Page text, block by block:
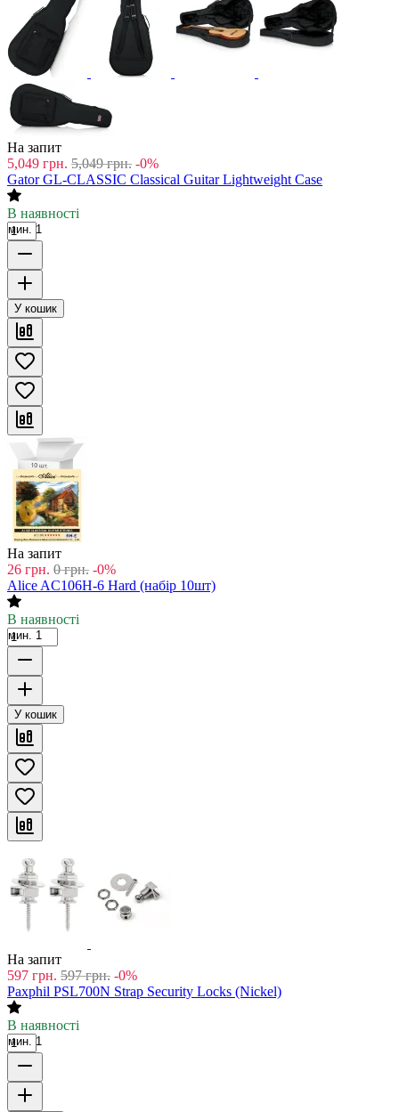
На запит
5,049 грн. 5,049 грн. -0%
Gator GL-CLASSIC Classical Guitar Lightweight Case
В наявності
мин. 1
У кошик
На запит
26 грн. 0 грн. -0%
Alice AC106H-6 Hard (набір 10шт)
В наявності
мин. 1
У кошик
На запит
597 грн. 597 грн. -0%
Paxphil PSL700N Strap Security Locks (Nickel)
В наявності
мин. 1